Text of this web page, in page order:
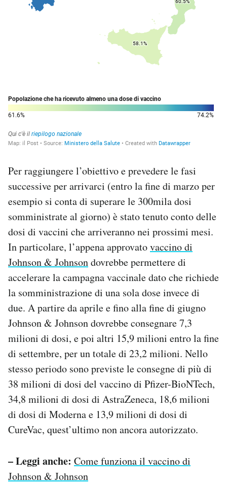
Per raggiungere l’obiettivo e prevedere le fasi
successive per arrivarci (entro la fine di marzo per
esempio si conta di superare le 300mila dosi
somministrate al giorno) è stato tenuto conto delle
dosi di vaccini che arriveranno nei prossimi mesi.
In particolare, l’appena approvatovaccino di
Johnson & Johnsondovrebbe permettere di
accelerare la campagna vaccinale dato che richiede
la somministrazione di una sola dose invece di
due. A partire da aprile e fino alla fine di giugno
Johnson & Johnson dovrebbe consegnare 7,3
milioni di dosi, e poi altri 15,9 milioni entro la fine
di settembre, per un totale di 23,2 milioni. Nello
stesso periodo sono previste le consegne di più di
38 milioni di dosi del vaccino di Pfizer-BioNTech,
34,8 milioni di dosi di AstraZeneca, 18,6 milioni
di dosi di Moderna e 13,9 milioni di dosi di
CureVac, quest’ultimo non ancora autorizzato.
– Leggi anche: Come funziona il vaccino di
Johnson & Johnson